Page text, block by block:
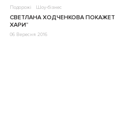
Подорожі Шоу-бізнес
СВЕТЛАНА ХОДЧЕНКОВА
ХАРИ”
06 Вересня 2016